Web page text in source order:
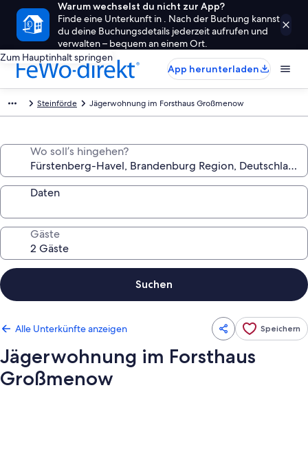
Warum wechselst du nicht zur App?
Finde eine Unterkunft in . Nach der Buchung kannst
du deine Buchungsdetails jederzeit aufrufen und
verwalten – bequem an einem Ort.
Zum Hauptinhalt springen
App herunterladen
Steinförde Jägerwohnung im Forsthaus Großmenow
Wo soll’s hingehen?
Daten
Gäste
Suchen
Alle Unterkünfte anzeigen Speichern
Jägerwohnung im Forsthaus
Großmenow